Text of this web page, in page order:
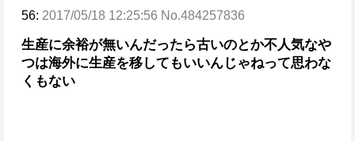
56: 2017/05/18 12:25:56 No.484257836
生産に余裕が無いんだったら古いのとか不人気なや
つは海外に生産を移してもいいんじゃねって思わな
くもない